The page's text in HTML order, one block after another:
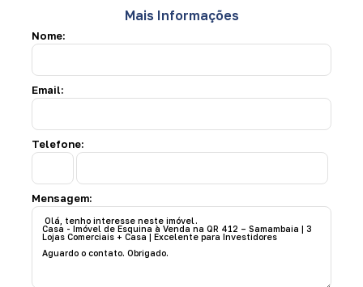
Mais Informações
Nome:
Email:
Telefone:
Mensagem: